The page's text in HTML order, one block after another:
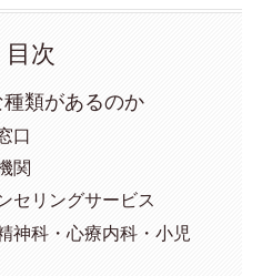
目次
類があるのか
口
関
セリングサービス
神科・心療内科・小児